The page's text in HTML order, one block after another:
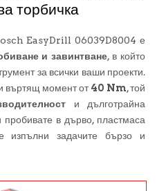
торбичка
EasyDrill 06039D8004 е
и завинтване, в който
за всички ваши проекти.
въртящ момент от40 Nm, той
и дълготрайна
в дърво, пластмаса
задачите бързо и